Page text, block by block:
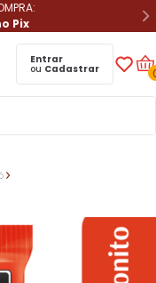
Pix
Entrar
ou Cadastrar